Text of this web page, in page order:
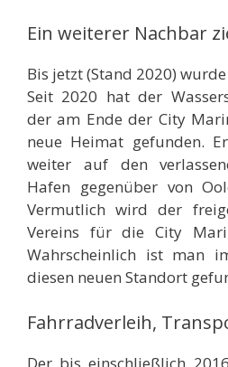
Ein weiterer Nachbar
Bis jetzt (Stand 2020)
Seit 2020 hat der
der am Ende der City
neue Heimat gefunden.
weiter auf den
Hafen gegenüber von
Vermutlich wird der
Vereins für die City
Wahrscheinlich ist man
diesen neuen Standort
Fahrradverleih,
Der bis einschließlich